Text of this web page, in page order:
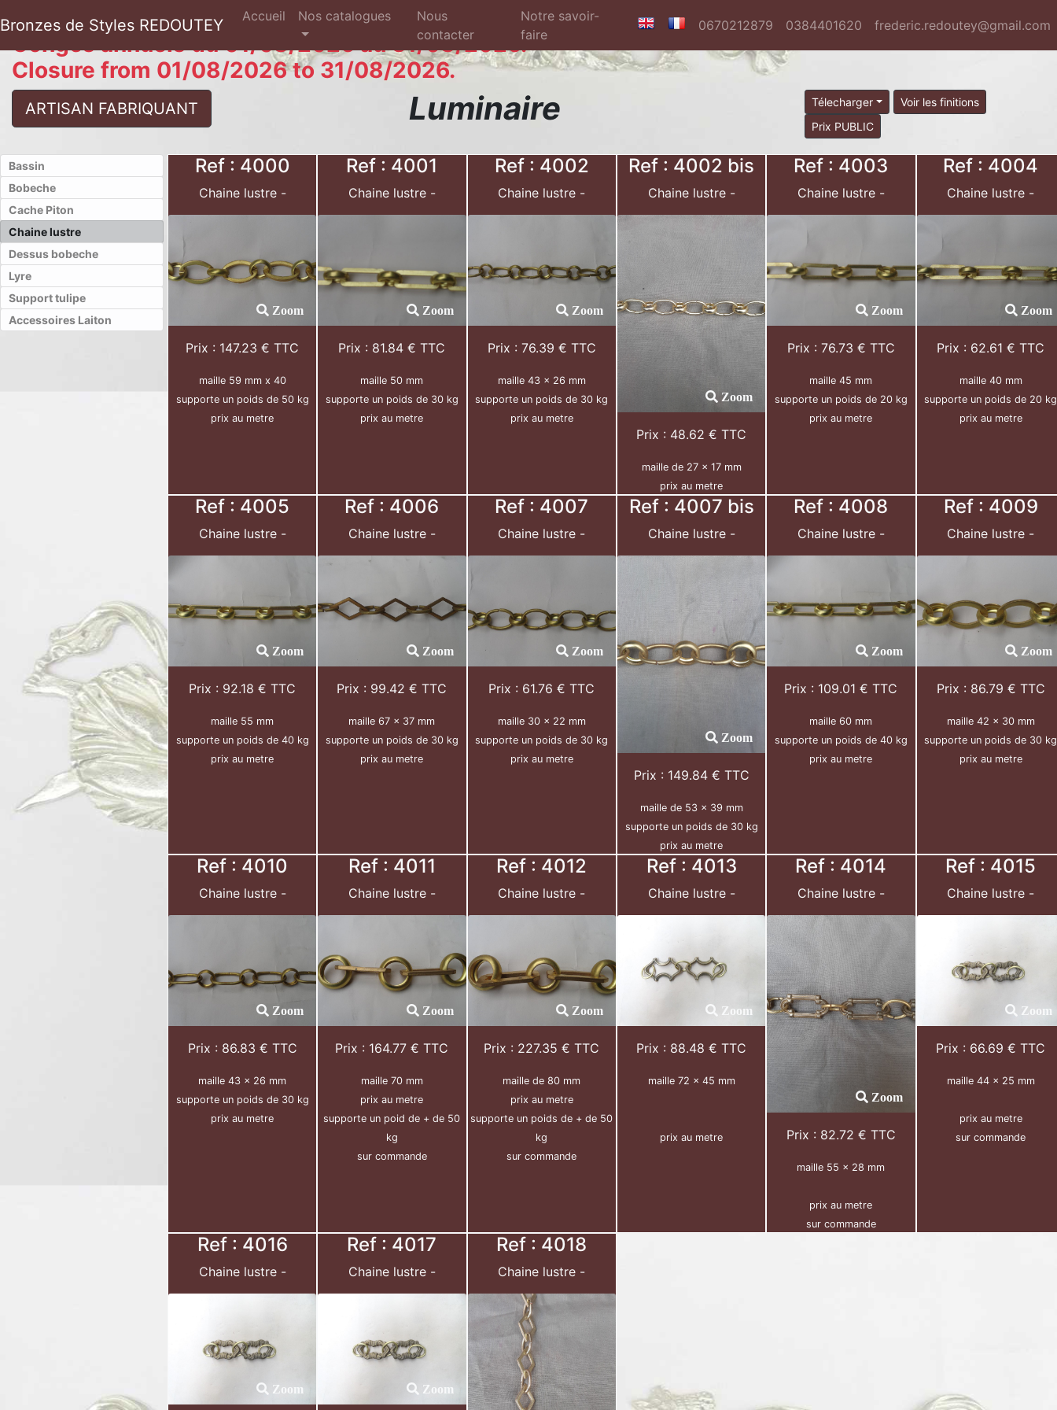
Bronzes de Styles REDOUTEY Accueil (current)
Nos catalogues
Nous
contacter
Notre savoir-
faire
0670212879 0384401620 frederic.redoutey@gmail.com
Congés annuels du 01/08/2026 au 31/08/2026.
Closure from 01/08/2026 to 31/08/2026.
ARTISAN FABRIQUANT Luminaire Télecharger
Voir les finitions
Prix PUBLIC
Bassin
Bobeche
Cache Piton
Chaine lustre
Dessus bobeche
Lyre
Support tulipe
Accessoires Laiton
Ref : 4000
Chaine lustre -
Zoom
Prix : 147.23 € TTC
maille 59 mm x 40
supporte un poids de 50 kg
prix au metre
Ref : 4001
Chaine lustre -
Zoom
Prix : 81.84 € TTC
maille 50 mm
supporte un poids de 30 kg
prix au metre
Ref : 4002
Chaine lustre -
Zoom
Prix : 76.39 € TTC
maille 43 x 26 mm
supporte un poids de 30 kg
prix au metre
Ref : 4002 bis
Chaine lustre -
Zoom
Prix : 48.62 € TTC
maille de 27 x 17 mm
prix au metre
Ref : 4003
Chaine lustre -
Zoom
Prix : 76.73 € TTC
maille 45 mm
supporte un poids de 20 kg
prix au metre
Ref : 4004
Chaine lustre -
Zoom
Prix : 62.61 € TTC
maille 40 mm
supporte un poids de 20 kg
prix au metre
Ref : 4005
Chaine lustre -
Zoom
Prix : 92.18 € TTC
maille 55 mm
supporte un poids de 40 kg
prix au metre
Ref : 4006
Chaine lustre -
Zoom
Prix : 99.42 € TTC
maille 67 x 37 mm
supporte un poids de 30 kg
prix au metre
Ref : 4007
Chaine lustre -
Zoom
Prix : 61.76 € TTC
maille 30 x 22 mm
supporte un poids de 30 kg
prix au metre
Ref : 4007 bis
Chaine lustre -
Zoom
Prix : 149.84 € TTC
maille de 53 x 39 mm
supporte un poids de 30 kg
prix au metre
Ref : 4008
Chaine lustre -
Zoom
Prix : 109.01 € TTC
maille 60 mm
supporte un poids de 40 kg
prix au metre
Ref : 4009
Chaine lustre -
Zoom
Prix : 86.79 € TTC
maille 42 x 30 mm
supporte un poids de 30 kg
prix au metre
Ref : 4010
Chaine lustre -
Zoom
Prix : 86.83 € TTC
maille 43 x 26 mm
supporte un poids de 30 kg
prix au metre
Ref : 4011
Chaine lustre -
Zoom
Prix : 164.77 € TTC
maille 70 mm
prix au metre
supporte un poid de + de 50
kg
sur commande
Ref : 4012
Chaine lustre -
Zoom
Prix : 227.35 € TTC
maille de 80 mm
prix au metre
supporte un poids de + de 50
kg
sur commande
Ref : 4013
Chaine lustre -
Zoom
Prix : 88.48 € TTC
maille 72 x 45 mm
prix au metre
Ref : 4014
Chaine lustre -
Zoom
Prix : 82.72 € TTC
maille 55 x 28 mm
prix au metre
sur commande
Ref : 4015
Chaine lustre -
Zoom
Prix : 66.69 € TTC
maille 44 x 25 mm
prix au metre
sur commande
Ref : 4016
Chaine lustre -
Zoom
Ref : 4017
Chaine lustre -
Zoom
Ref : 4018
Chaine lustre -